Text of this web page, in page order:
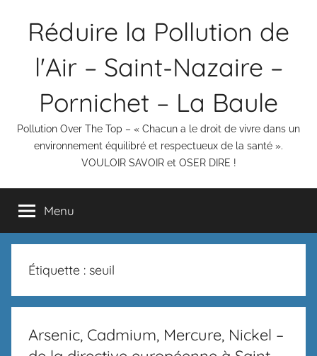
Réduire la Pollution de
l'Air – Saint-Nazaire –
Pornichet – La Baule
Pollution Over The Top – « Chacun a le droit de vivre dans un
environnement équilibré et respectueux de la santé ».
VOULOIR SAVOIR et OSER DIRE !
Menu
Étiquette : seuil
Arsenic, Cadmium, Mercure, Nickel –